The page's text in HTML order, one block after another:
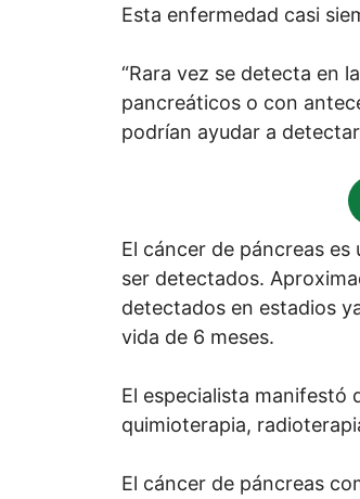
Esta enfermedad casi
“Rara vez se detecta en
pancreáticos o con
podrían ayudar a
El cáncer de páncreas
ser detectados.
detectados en estadios
vida de 6 meses.
El especialista manifestó
quimioterapia,
El cáncer de páncreas